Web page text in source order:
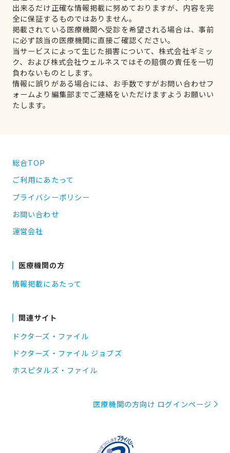
出来るだけ正確な情報掲載に努めておりますが、内容を完
全に保証するものではありません。
掲載されている医療機関へ受診を希望される場合は、事前
に必ず該当の医療機関に直接ご確認ください。
当サービスによって生じた損害について、株式会社ギミッ
ク、および株式会社ウェルネスではその賠償の責任を一切
負わないものとします。
情報に誤りがある場合には、お手数ですがお問い合わせフ
ォームより編集部までご連絡をいただけますようお願いい
たします。
総合TOP
ご利用にあたって
プライバシーポリシー
お問い合わせ
運営会社
医療機関の方
情報掲載にあたって
関連サイト
ドクターズ・ファイル
ドクターズ・ファイル ジョブズ
ホスピタルズ・ファイル
医療機関の方向け ログインページ